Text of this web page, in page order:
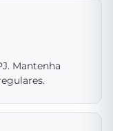
Mantenha